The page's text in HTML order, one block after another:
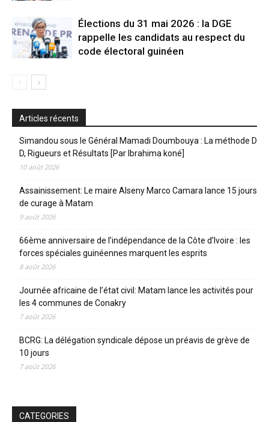
Élections du 31 mai 2026 : la DGE
rappelle les candidats au respect du
code électoral guinéen
Articles récents
Simandou sous le Général Mamadi Doumbouya : La méthode D
D, Rigueurs et Résultats [Par Ibrahima koné]
10 août 2026
Assainissement: Le maire Alseny Marco Camara lance 15 jours
de curage à Matam
9 août 2026
66ème anniversaire de l’indépendance de la Côte d’Ivoire : les
forces spéciales guinéennes marquent les esprits
8 août 2026
Journée africaine de l’état civil: Matam lance les activités pour
les 4 communes de Conakry
7 août 2026
BCRG: La délégation syndicale dépose un préavis de grève de
10 jours
7 août 2026
CATEGORIES